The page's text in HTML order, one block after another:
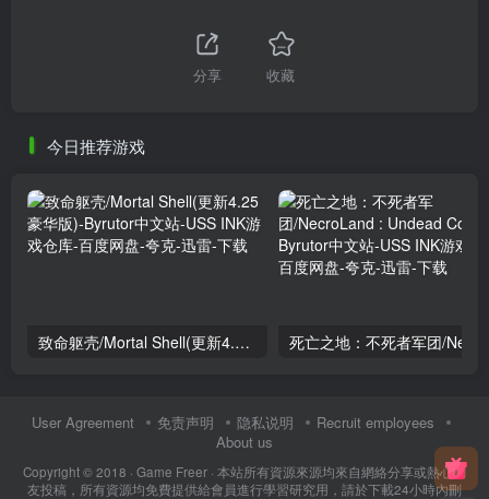
分享 收藏
今日推荐游戏
致命躯壳/Mortal Shell(更新4.25豪华版)
User Agreement 免责声明 隐私说明
Recruit employees
About us
Copyright © 2018 · Game Freer · 本站所有資源來源均來自網絡分享或熱心網
友投稿，所有資源均免費提供給會員進行學習研究用，請於下載24小時內刪